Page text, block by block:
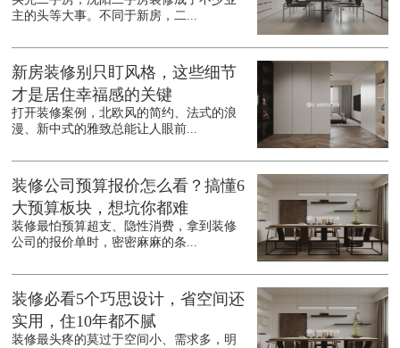
主的头等大事。不同于新房，二...
新房装修别只盯风格，这些细节
才是居住幸福感的关键
打开装修案例，北欧风的简约、法式的浪
漫、新中式的雅致总能让人眼前...
装修公司预算报价怎么看？搞懂6
大预算板块，想坑你都难
装修最怕预算超支、隐性消费，拿到装修
公司的报价单时，密密麻麻的条...
装修必看5个巧思设计，省空间还
实用，住10年都不腻
装修最头疼的莫过于空间小、需求多，明